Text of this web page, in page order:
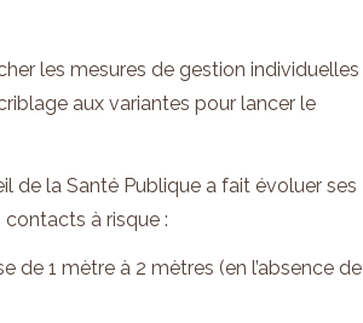
les mesures de gestion individuelles
aux variantes pour lancer le
de la Santé Publique a fait évoluer ses
à risque :
de 1 mètre à 2 mètres (en l’absence de